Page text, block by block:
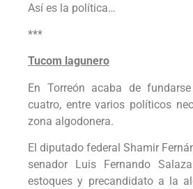
Así es la política…
***
Tucom lagunero
En Torreón acaba de
cuatro, entre varios políticos
zona algodonera.
El diputado federal Shamir
senador Luis Fernando
estoques y precandidato a la